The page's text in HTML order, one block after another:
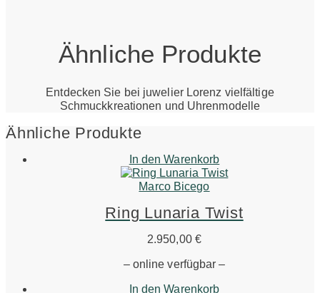
Ähnliche Produkte
Entdecken Sie bei juwelier Lorenz vielfältige
Schmuckkreationen und Uhrenmodelle
Ähnliche Produkte
In den Warenkorb
Marco Bicego
Ring Lunaria Twist
2.950,00 €
– online verfügbar –
In den Warenkorb